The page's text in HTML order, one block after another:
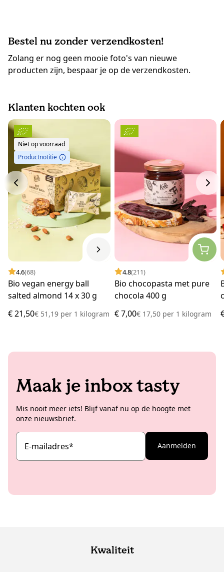
Bestel nu zonder verzendkosten!
Zolang er nog geen mooie foto's van nieuwe
producten zijn, bespaar je op de verzendkosten.
Klanten kochten ook
Niet op voorraad
Productnotitie
4.6(68)
Bio vegan energy ball
salted almond 14 x 30 g
€ 21,50€ 51,19 per 1 kilogram
4.8(211)
Bio chocopasta met pure
chocola 400 g
€ 7,00€ 17,50 per1 kilogram
Maak je inbox tasty
Mis nooit meer iets! Blijf vanaf nu op de hoogte met
onze nieuwsbrief.
E-mailadres* Aanmelden
Kwaliteit